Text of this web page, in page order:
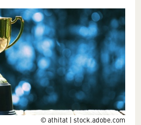
© athitat | stock.adobe.com